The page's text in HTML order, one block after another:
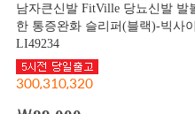
남자큰신발 FitVille 당뇨신발 발
한 통증완화 슬리퍼(블랙)-빅사
LI49234
300,310,320